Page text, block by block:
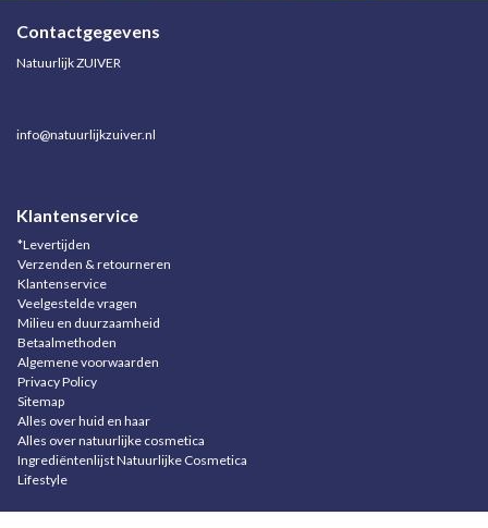
Contactgegevens
Natuurlijk ZUIVER
info@natuurlijkzuiver.nl
Klantenservice
*Levertijden
Verzenden & retourneren
Klantenservice
Veelgestelde vragen
Milieu en duurzaamheid
Betaalmethoden
Algemene voorwaarden
Privacy Policy
Sitemap
Alles over huid en haar
Alles over natuurlijke cosmetica
Ingrediëntenlijst Natuurlijke Cosmetica
Lifestyle